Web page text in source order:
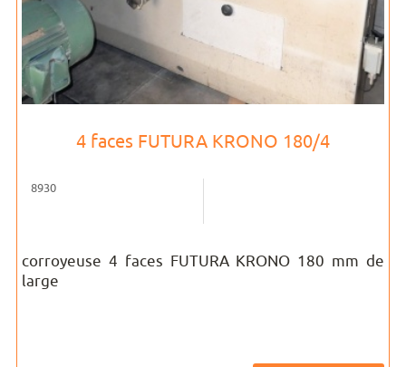
4 faces FUTURA KRONO 180/4
8930
corroyeuse 4 faces FUTURA KRONO 180 mm de
large